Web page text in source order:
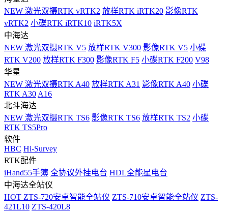
NEW 激光双摄RTK vRTK2 放样RTK iRTK20 影像RTK
vRTK2 小碟RTK iRTK10 iRTK5X
中海达
NEW 激光双摄RTK V5 放样RTK V300 影像RTK V5 小碟
RTK V200 放样RTK F300 影像RTK F5 小碟RTK F200 V98
华星
NEW 激光双摄RTK A40 放样RTK A31 影像RTK A40 小碟
RTK A30 A16
北斗海达
NEW 激光双摄RTK TS6 影像RTK TS6 放样RTK TS2 小碟
RTK TS5Pro
软件
HBC Hi-Survey
RTK配件
iHand55手簿 全协议外挂电台 HDL全能星电台
中海达全站仪
HOT ZTS-720安卓智能全站仪 ZTS-710安卓智能全站仪 ZTS-
421L10 ZTS-420L8